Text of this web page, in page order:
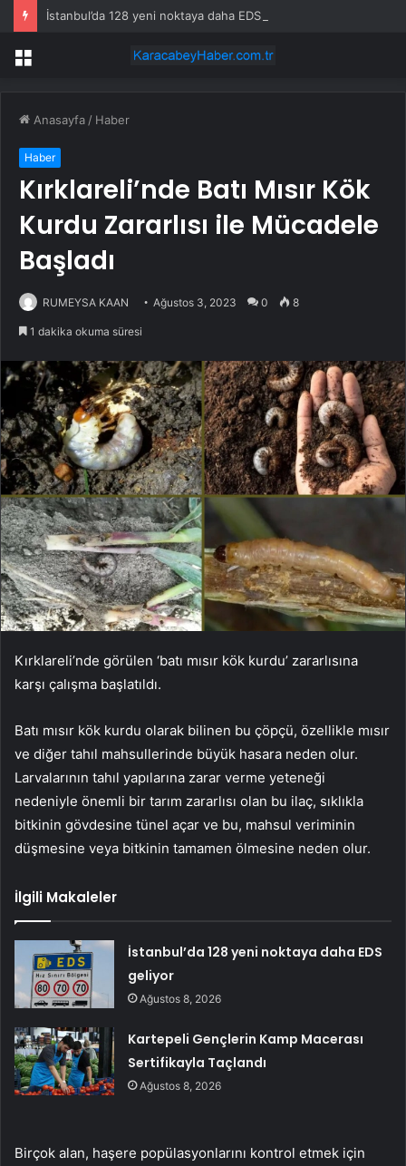
İstanbul’da 128 yeni noktaya daha EDS geliyor
Menü
Anasayfa / Haber
Haber
Kırklareli’nde Batı Mısır Kök
Kurdu Zararlısı ile Mücadele
Başladı
RUMEYSA KAAN Ağustos 3, 2023 0 8
1 dakika okuma süresi
Kırklareli’nde görülen ‘batı mısır kök kurdu’ zararlısına
karşı çalışma başlatıldı.
Batı mısır kök kurdu olarak bilinen bu çöpçü, özellikle mısır
ve diğer tahıl mahsullerinde büyük hasara neden olur.
Larvalarının tahıl yapılarına zarar verme yeteneği
nedeniyle önemli bir tarım zararlısı olan bu ilaç, sıklıkla
bitkinin gövdesine tünel açar ve bu, mahsul veriminin
düşmesine veya bitkinin tamamen ölmesine neden olur.
İlgili Makaleler
İstanbul’da 128 yeni noktaya daha EDS
geliyor
Ağustos 8, 2026
Kartepeli Gençlerin Kamp Macerası
Sertifikayla Taçlandı
Ağustos 8, 2026
Birçok alan, haşere popülasyonlarını kontrol etmek için